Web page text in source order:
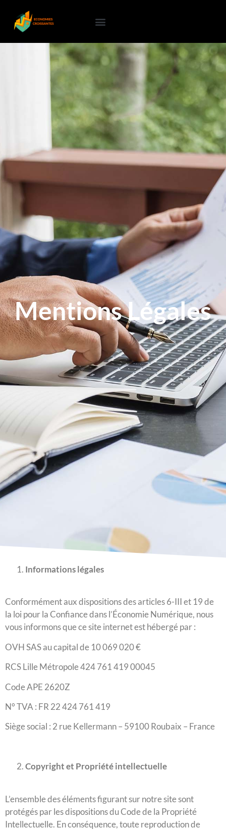
Mentions Légales
Informations légales
Conformément aux dispositions des articles 6-III et 19 de
la loi pour la Confiance dans l’Économie Numérique, nous
vous informons que ce site internet est hébergé par :
OVH SAS au capital de 10 069 020 €
RCS Lille Métropole 424 761 419 00045
Code APE 2620Z
N° TVA : FR 22 424 761 419
Siège social : 2 rue Kellermann – 59100 Roubaix – France
Copyright et Propriété intellectuelle
L’ensemble des éléments figurant sur notre site sont
protégés par les dispositions du Code de la Propriété
Intellectuelle. En conséquence, toute reproduction de